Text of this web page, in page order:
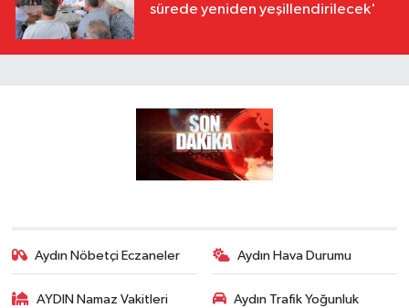
sürede yeniden yeşillendirilecek'
Aydın Nöbetçi Eczaneler Aydın Hava Durumu
AYDIN Namaz Vakitleri
Aydın Trafik Yoğunluk